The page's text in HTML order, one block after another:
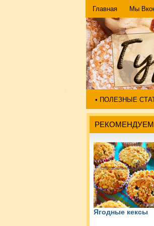
Главная Мы
• ПОЛЕЗНЫЕ
РЕКОМЕНДУЕМ
Ягодные кексы